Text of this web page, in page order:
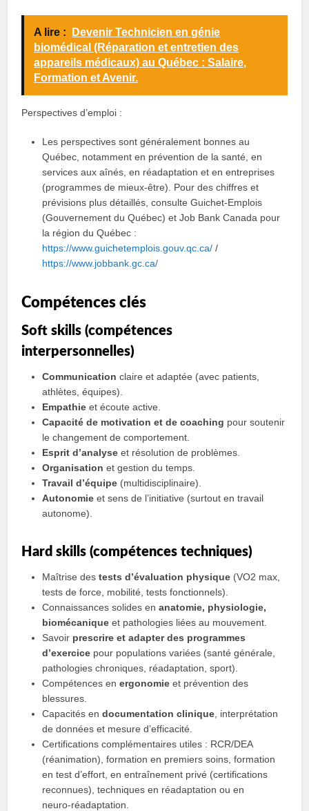
A lire :
Devenir Technicien en génie
biomédical (Réparation et entretien des
appareils médicaux) au Québec : Salaire,
Formation et Avenir.
Perspectives d’emploi :
Les perspectives sont généralement bonnes au
Québec, notamment en prévention de la santé, en
services aux aînés, en réadaptation et en entreprises
(programmes de mieux‑être). Pour des chiffres et
prévisions plus détaillés, consulte Guichet‑Emplois
(Gouvernement du Québec) et Job Bank Canada pour
la région du Québec :
https://www.guichetemplois.gouv.qc.ca/ /
https://www.jobbank.gc.ca/
Compétences clés
Soft skills (compétences
interpersonnelles)
Communication claire et adaptée (avec patients,
athlètes, équipes).
Empathie et écoute active.
Capacité de motivation et de coaching pour soutenir
le changement de comportement.
Esprit d’analyse et résolution de problèmes.
Organisation et gestion du temps.
Travail d’équipe (multidisciplinaire).
Autonomie et sens de l’initiative (surtout en travail
autonome).
Hard skills (compétences techniques)
Maîtrise destests d’évaluation physique (VO2 max,
tests de force, mobilité, tests fonctionnels).
Connaissances solides enanatomie, physiologie,
biomécanique et pathologies liées au mouvement.
Savoir prescrire et adapter des programmes
d’exercice pour populations variées (santé générale,
pathologies chroniques, réadaptation, sport).
Compétences energonomie et prévention des
blessures.
Capacités endocumentation clinique , interprétation
de données et mesure d’efficacité.
Certifications complémentaires utiles : RCR/DEA
(réanimation), formation en premiers soins, formation
en test d’effort, en entraînement privé (certifications
reconnues), techniques en réadaptation ou en
neuro‑réadaptation.